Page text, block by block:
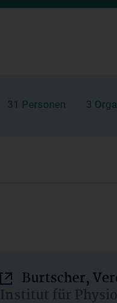
31 Personen 3
Burtscher,
Institut für